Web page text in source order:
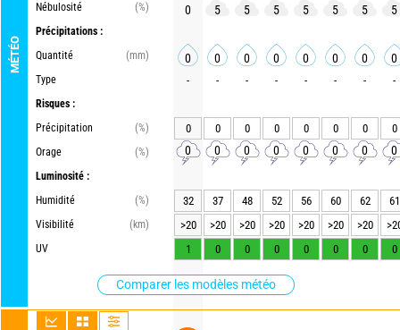
MÉTÉO
Nébulosité
(%)
Précipitations :
Quantité
(mm)
Type
Risques :
Précipitation
(%)
Orage
(%)
Luminosité :
Humidité
(%)
Visibilité
(km)
UV
Comparer les modèles météo
0 5 5 5 5 5 5 5
0 0 0 0 0 0 0 0
- - - - - - - -
0 0 0 0 0 0 0 0
0 0 0 0 0 0 0 0
32 37 48 52 56 60 62
61
>20
>20 >20 >20 >20 >20 >20
1
0 0 0 0 0 0 0